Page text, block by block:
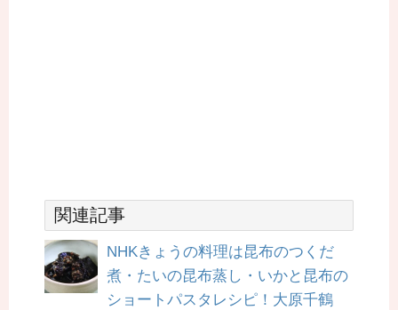
関連記事
NHKきょうの料理は昆布のつくだ
煮・たいの昆布蒸し・いかと昆布の
ショートパスタレシピ！大原千鶴